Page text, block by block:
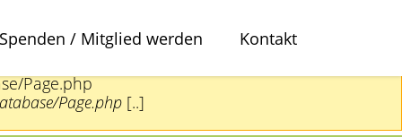
Page.php
Page.php [..]
Spenden / Mitglied werden Kontakt